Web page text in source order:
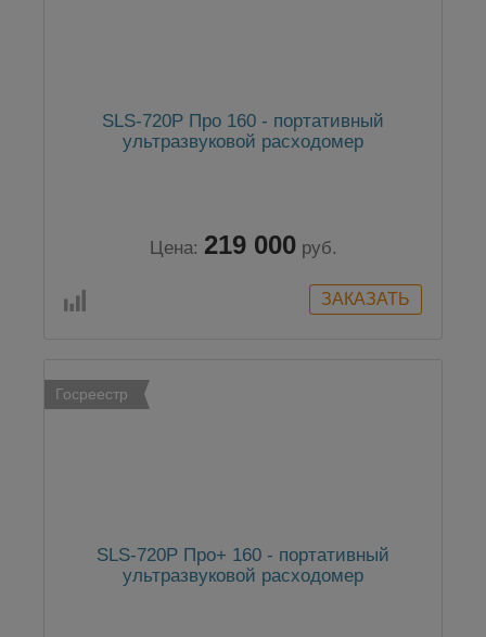
SLS-720P Про 160 - портативный
ультразвуковой расходомер
Цена: 219 000 руб.
Госреестр
SLS-720P Про+ 160 - портативный
ультразвуковой расходомер